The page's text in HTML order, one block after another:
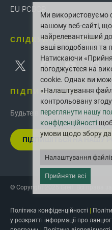
EU PCBCR
СЛІДКУЙТЕ ЗА НАМИ
ПІДПИШІТЬСЯ
Будьте в курсі останніх
ПІДПИШІТЬСЯ НА НАШУ
© Copyright 2025 Greif. Всі права
Політика конфіденційності
у розкритті інформації про
Ми використовуємо
нашому веб-сайті,
найрелевантніший
ваші вподобання та
Натискаючи
погоджуєтеся на
cookie. Однак ви
«Налаштування
контрольовану
переглянути нашу
конфіденційності
умови щодо збору
Налаштування
Прийняти всі